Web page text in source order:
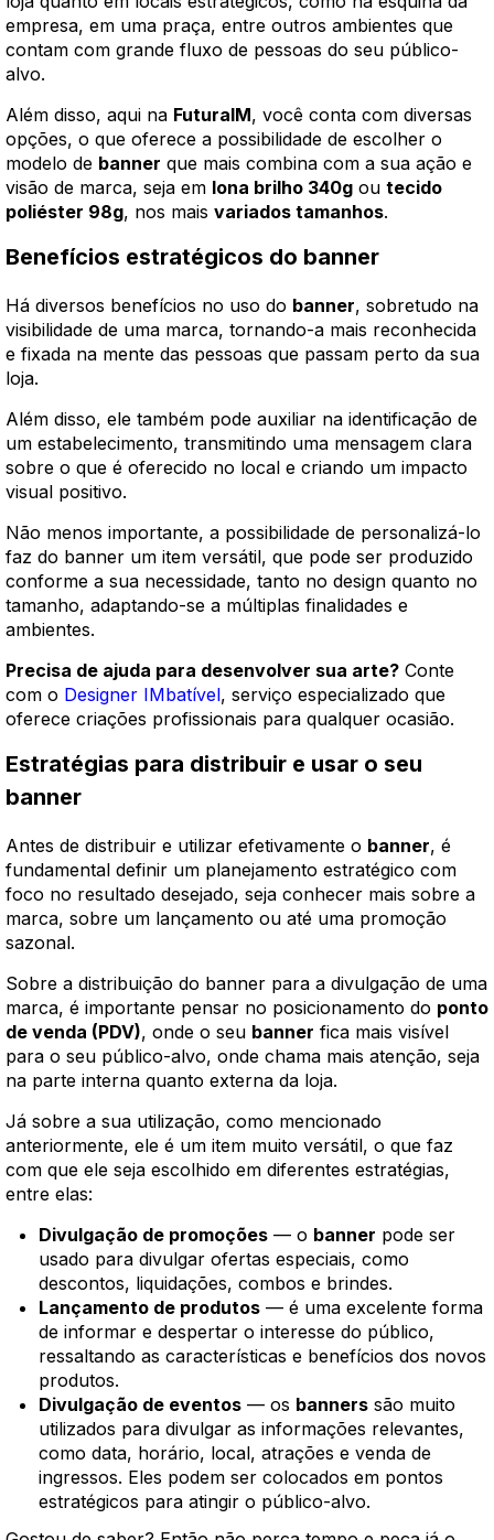
empresa, em uma praça, entre outros ambientes que
contam com grande fluxo de pessoas do seu público-
alvo.
Além disso, aqui na FuturaIM, você conta com diversas
opções, o que oferece a possibilidade de escolher o
modelo de banner que mais combina com a sua ação e
visão de marca, seja em lona brilho 340g ou tecido
poliéster 98g, nos mais variados tamanhos.
Benefícios estratégicos do banner
Há diversos benefícios no uso do banner, sobretudo na
visibilidade de uma marca, tornando-a mais reconhecida
e fixada na mente das pessoas que passam perto da sua
loja.
Além disso, ele também pode auxiliar na identificação de
um estabelecimento, transmitindo uma mensagem clara
sobre o que é oferecido no local e criando um impacto
visual positivo.
Não menos importante, a possibilidade de personalizá-lo
faz do banner um item versátil, que pode ser produzido
conforme a sua necessidade, tanto no design quanto no
tamanho, adaptando-se a múltiplas finalidades e
ambientes.
Precisa de ajuda para desenvolver sua arte? Conte
com o Designer IMbatível, serviço especializado que
oferece criações profissionais para qualquer ocasião.
Estratégias para distribuir e usar o seu
banner
Antes de distribuir e utilizar efetivamente o banner, é
fundamental definir um planejamento estratégico com
foco no resultado desejado, seja conhecer mais sobre a
marca, sobre um lançamento ou até uma promoção
sazonal.
Sobre a distribuição do banner para a divulgação de uma
marca, é importante pensar no posicionamento do ponto
de venda (PDV), onde o seu banner fica mais visível
para o seu público-alvo, onde chama mais atenção, seja
na parte interna quanto externa da loja.
Já sobre a sua utilização, como mencionado
anteriormente, ele é um item muito versátil, o que faz
com que ele seja escolhido em diferentes estratégias,
entre elas:
Divulgação de promoções — o banner pode ser
usado para divulgar ofertas especiais, como
descontos, liquidações, combos e brindes.
Lançamento de produtos — é uma excelente forma
de informar e despertar o interesse do público,
ressaltando as características e benefícios dos novos
produtos.
Divulgação de eventos — os banners são muito
utilizados para divulgar as informações relevantes,
como data, horário, local, atrações e venda de
ingressos. Eles podem ser colocados em pontos
estratégicos para atingir o público-alvo.